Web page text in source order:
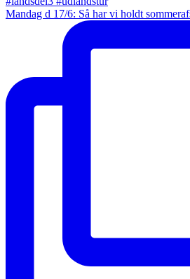
Mandag d 17/6: Så har vi holdt